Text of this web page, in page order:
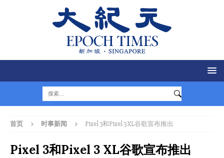
首页 时事新闻 Pixel 3和Pixel 3 XL谷歌宣布推出
Pixel 3和Pixel 3 XL谷歌宣布推出